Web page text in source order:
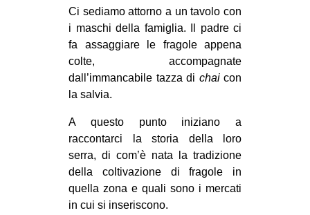
Ci sediamo attorno a un tavolo con
i maschi della famiglia. Il padre ci
fa assaggiare le fragole appena
colte, accompagnate
dall’immancabile tazza di chaicon
la salvia.
A questo punto iniziano a
raccontarci la storia della loro
serra, di com’è nata la tradizione
della coltivazione di fragole in
quella zona e quali sono i mercati
in cui si inseriscono.